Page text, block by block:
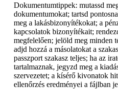
Dokumentumtippek: mutassd
dokumentumokat; tartsd
meg a lakásbizonyítékokat; a
kapcsolatok bizonyítékait;
megfelelően; jelöld meg minden
adjd hozzá a másolatokat a
passzport szakasz teljes; ha az
tartalmaznak, jegyzd meg a
szervezetet; a kísérő kivonatok
ellenőrzés eredményei a fájlban